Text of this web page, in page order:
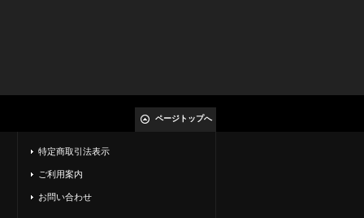
ページトップへ
特定商取引法表示
ご利用案内
お問い合わせ